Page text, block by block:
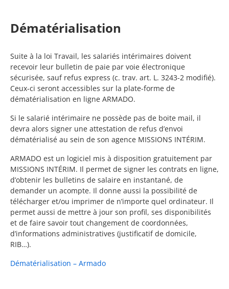
Dématérialisation
Suite à la loi Travail, les salariés intérimaires doivent
recevoir leur bulletin de paie par voie électronique
sécurisée, sauf refus express (c. trav. art. L. 3243-2 modifié).
Ceux-ci seront accessibles sur la plate-forme de
dématérialisation en ligne ARMADO.
Si le salarié intérimaire ne possède pas de boite mail, il
devra alors signer une attestation de refus d’envoi
dématérialisé au sein de son agence MISSIONS INTÉRIM.
ARMADO est un logiciel mis à disposition gratuitement par
MISSIONS INTÉRIM. Il permet de signer les contrats en ligne,
d’obtenir les bulletins de salaire en instantané, de
demander un acompte. Il donne aussi la possibilité de
télécharger et/ou imprimer de n’importe quel ordinateur. Il
permet aussi de mettre à jour son profil, ses disponibilités
et de faire savoir tout changement de coordonnées,
d’informations administratives (justificatif de domicile,
RIB…).
Dématérialisation – Armado